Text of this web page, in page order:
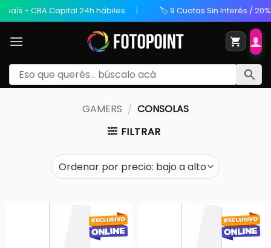
- CBA Capital 24h hábiles 🏷️ 9 Cuotas Sin Interés / 20%
GAMERS / CONSOLAS
FILTRAR